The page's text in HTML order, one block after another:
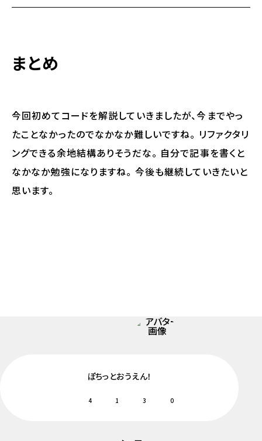
まとめ
今回初めてコードを解説していきましたが、今までやっ
たことなかったのでなかなか難しいですね。 リファクタリ
ングできる余地結構ありそうだな。 自分で記事を書くと
なかなか勉強になりますね。 今後も継続していきたいと
思います。
ぽちっとおうえん！
4 1 3 0